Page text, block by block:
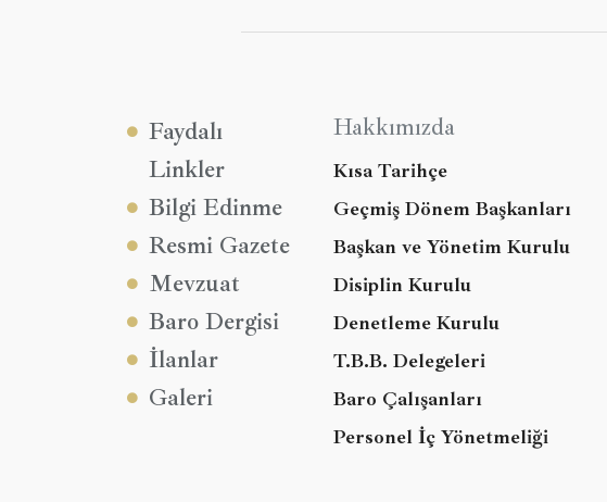
Faydalı
Linkler
Bilgi Edinme
Resmi Gazete
Mevzuat
Baro Dergisi
İlanlar
Galeri
Hakkımızda
Kısa Tarihçe
Geçmiş Dönem Başkanları
Başkan ve Yönetim Kurulu
Disiplin Kurulu
Denetleme Kurulu
T.B.B. Delegeleri
Baro Çalışanları
Personel İç Yönetmeliği